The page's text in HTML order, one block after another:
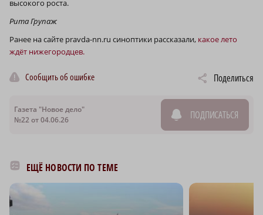
высокого роста.
Рита Групаж
Ранее на сайте pravda-nn.ru cиноптики рассказали, какое лето
ждёт нижегородцев.
Сообщить об ошибке Поделиться
Газета "Новое дело"
№22 от 04.06.26
ПОДПИСАТЬСЯ
ЕЩЁ НОВОСТИ ПО ТЕМЕ